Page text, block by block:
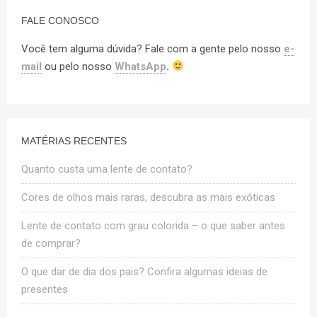
FALE CONOSCO
Você tem alguma dúvida? Fale com a gente pelo nosso e-
mail ou pelo nosso WhatsApp.
MATÉRIAS RECENTES
Quanto custa uma lente de contato?
Cores de olhos mais raras, descubra as mais exóticas
Lente de contato com grau colorida – o que saber antes
de comprar?
O que dar de dia dos pais? Confira algumas ideias de
presentes